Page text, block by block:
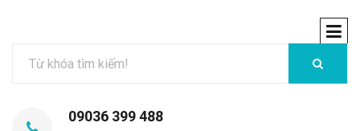
09036 399 488